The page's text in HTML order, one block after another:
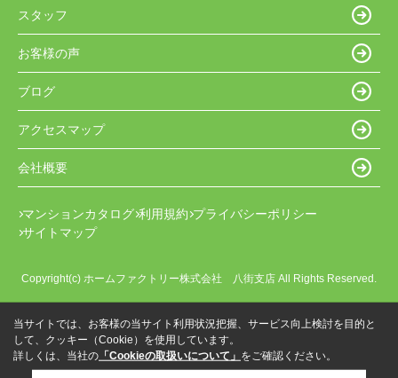
スタッフ
お客様の声
ブログ
アクセスマップ
会社概要
マンションカタログ 利用規約 プライバシーポリシー
サイトマップ
Copyright(c) ホームファクトリー株式会社 八街支店 All Rights Reserved.
当サイトでは、お客様の当サイト利用状況把握、サービス向上検討を目的と
して、クッキー（Cookie）を使用しています。
詳しくは、当社の 「Cookieの取扱いについて」 をご確認ください。